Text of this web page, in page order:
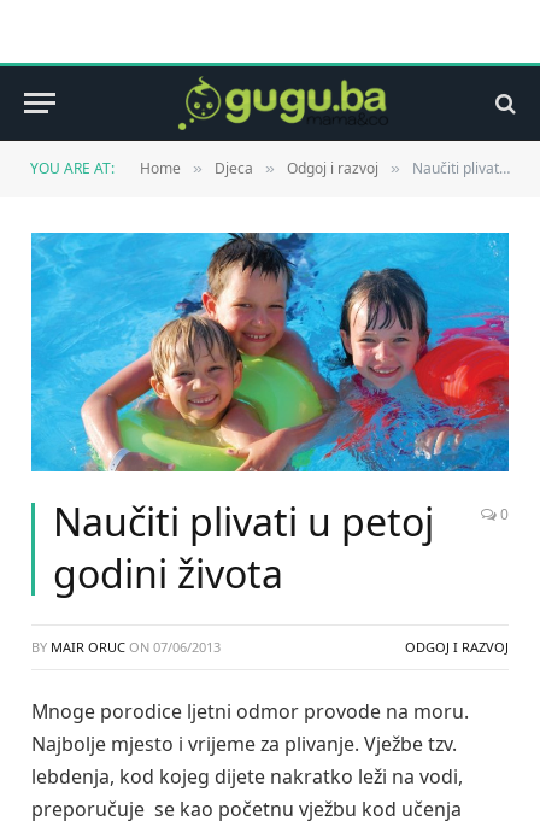
YOU ARE AT: Home » Djeca » Odgoj i razvoj » Naučiti plivati u petoj godini života
Naučiti plivati u petoj
godini života
0
BY MAIR ORUC ON 07/06/2013 ODGOJ I RAZVOJ
Mnoge porodice ljetni odmor provode na moru.
Najbolje mjesto i vrijeme za plivanje. Vježbe tzv.
lebdenja, kod kojeg dijete nakratko leži na vodi,
preporučuje se kao početnu vježbu kod učenja